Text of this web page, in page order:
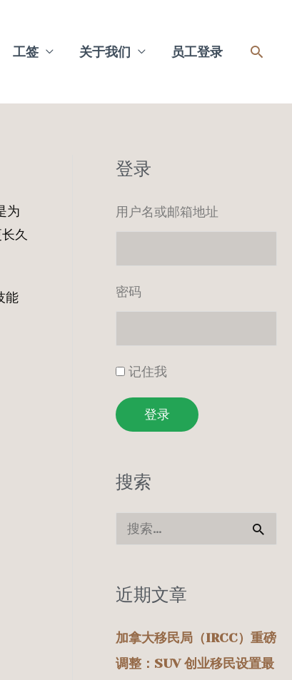
工签 关于我们 员工登录
搜
为
久
能
登录
用户名或邮箱地址
密码
记住我
登录
搜索
搜
：
近期文章
加拿大移民局（IRCC）重磅
调整：SUV 创业移民设置最